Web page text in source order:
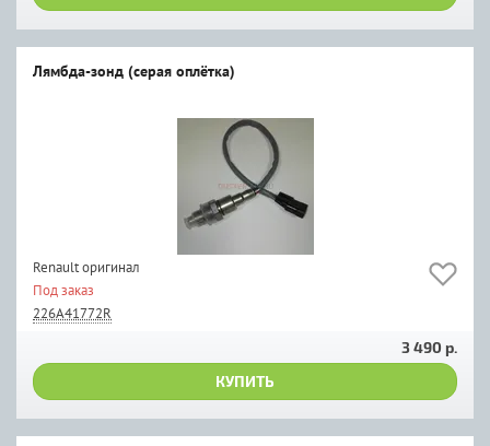
Лямбда-зонд (серая оплётка)
Renault оригинал
Под заказ
226A41772R
3 490 р.
КУПИТЬ